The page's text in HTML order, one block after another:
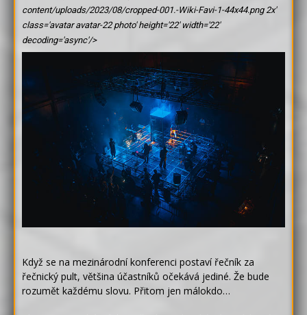
content/uploads/2023/08/cropped-001.-Wiki-Favi-1-44x44.png 2x'
class='avatar avatar-22 photo' height='22' width='22'
decoding='async'/>
Když se na mezinárodní konferenci postaví řečník za
řečnický pult, většina účastníků očekává jediné. Že bude
rozumět každému slovu. Přitom jen málokdo…